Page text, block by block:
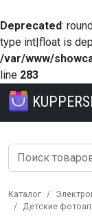
Deprecated:
type int|float is
/var/www/
line 283
Каталог
Детские